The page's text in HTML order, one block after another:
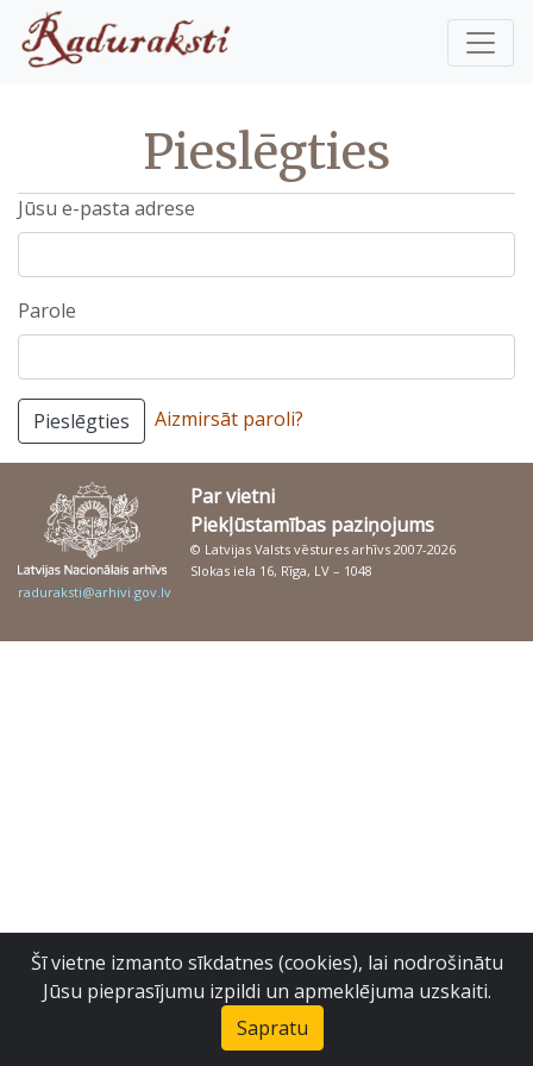
Pieslēgties
Jūsu e-pasta adrese
Parole
Pieslēgties Aizmirsāt paroli?
Par vietni
Piekļūstamības paziņojums
© Latvijas Valsts vēstures arhīvs 2007-2026
Slokas iela 16, Rīga, LV – 1048
raduraksti@arhivi.gov.lv
Šī vietne izmanto sīkdatnes (cookies), lai nodrošinātu
Jūsu pieprasījumu izpildi un apmeklējuma uzskaiti.
Sapratu